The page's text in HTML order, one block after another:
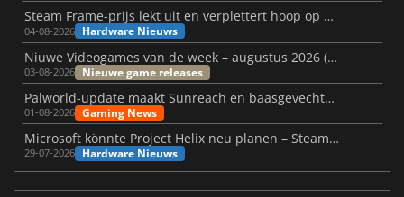
Steam Frame-prijs lekt uit en verplettert hoop op betaalbare VR
04-08-2026 Hardware Nieuws
Niuwe Videogames van de week – augustus 2026 (week 32)
03-08-2026 Nieuwe game releases
Palworld-update maakt Sunreach en baasgevechten stabieler
01-08-2026 Gaming News
Microsoft könnte Project Helix neu planen – Steam-Support wackelt
29-07-2026 Hardware Nieuws